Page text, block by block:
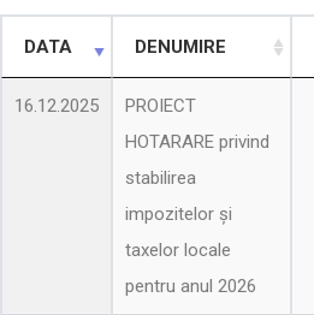
DATA DENUMIRE
16.12.2025
PROIECT
HOTARARE privind
stabilirea
impozitelor şi
taxelor locale
pentru anul 2026